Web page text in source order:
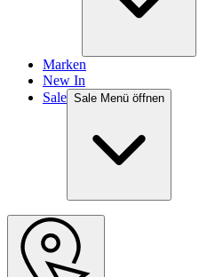
Marken
New In
Sale Sale Menü öffnen